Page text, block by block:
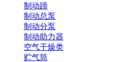
制动蹄
制动总泵
制动分泵
制动助力器
空气干燥类
贮气筒